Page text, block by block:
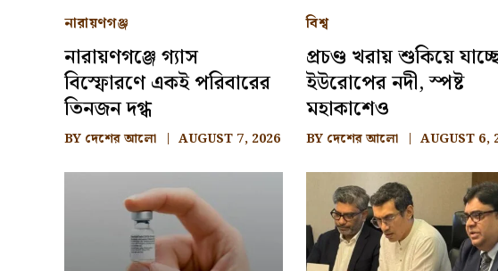
নারায়ণগঞ্জ
নারায়ণগঞ্জে গ্যাস
বিস্ফোরণে একই পরিবারের
তিনজন দগ্ধ
BY দেশের আলো AUGUST 7, 2026
বিশ্ব
প্রচণ্ড খরায় শুকিয়ে
ইউরোপের নদী, স্পষ্ট
মহাকাশেও
BY দেশের আলো AUGUST 6,